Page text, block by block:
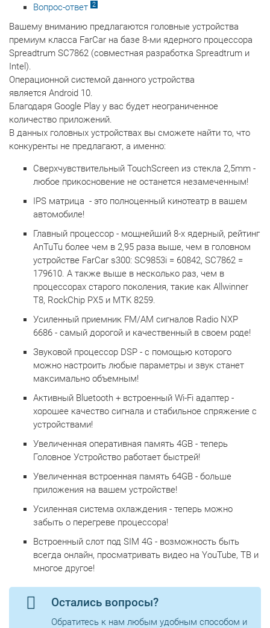
Вопрос-ответ 2
Вашему вниманию предлагаются головные устройства
премиум класса FarCar на базе 8-ми ядерного процессора
Spreadtrum SC7862 (совместная разработка Spreadtrum и
Intel).
Операционной системой данного устройства
является Android 10.
Благодаря Google Play у вас будет неограниченное
количество приложений.
В данных головных устройствах вы сможете найти то, что
конкуренты не предлагают, а именно:
Сверхчувствительный TouchScreen из стекла 2,5mm -
любое прикосновение не останется незамеченным!
IPS матрица - это полноценный кинотеатр в вашем
автомобиле!
Главный процессор - мощнейший 8-x ядерный, рейтинг
AnTuTu более чем в 2,95 раза выше, чем в головном
устройстве FarCar s300: SC9853i = 60842, SC7862 =
179610. А также выше в несколько раз, чем в
процессорах старого поколения, такие как Allwinner
T8, RockChip PX5 и MTK 8259.
Усиленный приемник FM/AM сигналов Radio NXP
6686 - самый дорогой и качественный в своем роде!
Звуковой процессор DSP - с помощью которого
можно настроить любые параметры и звук станет
максимально объемным!
Активный Bluetooth + встроенный Wi-Fi адаптер -
хорошее качество сигнала и стабильное спряжение с
устройствами!
Увеличенная оперативная память 4GB - теперь
Головное Устройство работает быстрей!
Увеличенная встроенная память 64GB - больше
приложения на вашем устройстве!
Усиленная система охлаждения - теперь можно
забыть о перегреве процессора!
Встроенный слот под SIM 4G - возможность быть
всегда онлайн, просматривать видео на YouTube, ТВ и
многое другое!
Остались вопросы?
Обратитесь к нам любым удобным способом и